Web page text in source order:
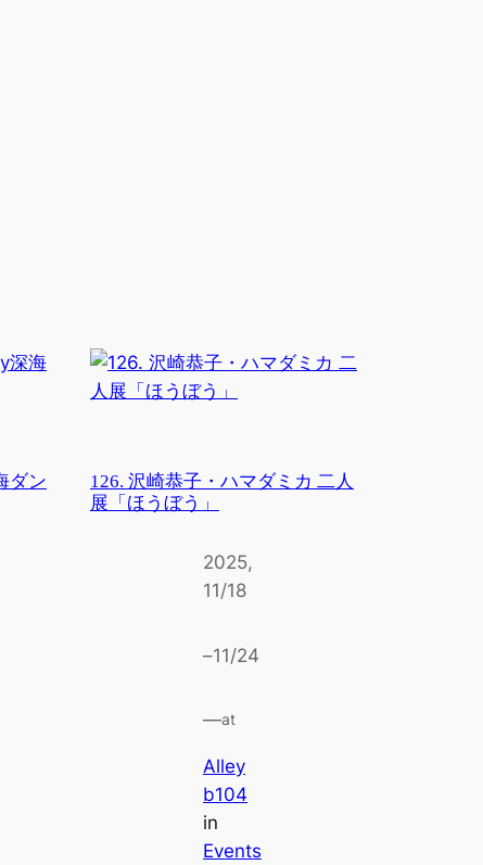
ダン
126. 沢崎恭子・ハマダミカ 二人
展「ほうぼう」
2025,
11/18
–11/24
—at
Alley
b104
in
Events